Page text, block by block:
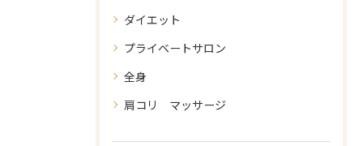
ダイエット
プライベートサロン
全身
肩コリ マッサージ